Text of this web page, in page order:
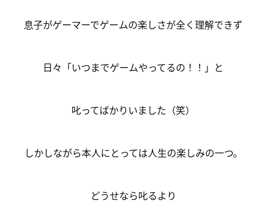
息子がゲーマーでゲームの楽しさが全く理解できず
日々「いつまでゲームやってるの！！」と
叱ってばかりいました（笑）
しかしながら本人にとっては人生の楽しみの一つ。
どうせなら叱るより